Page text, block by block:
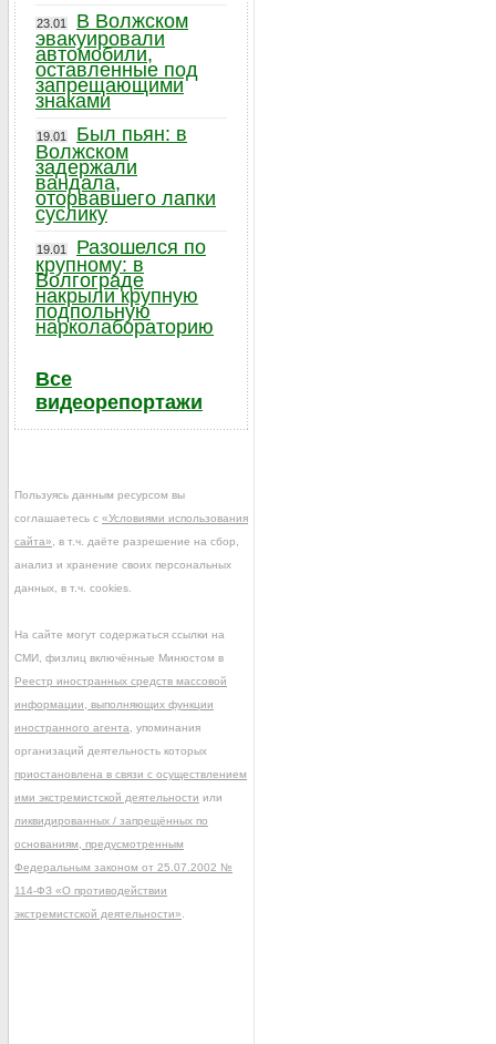
23.01
В Волжском
эвакуировали
автомобили,
оставленные под
запрещающими
знаками
19.01
Был пьян: в
Волжском
задержали
вандала,
оторвавшего лапки
суслику
19.01
Разошелся по
крупному: в
Волгограде
накрыли крупную
подпольную
нарколабораторию
Все
видеорепортажи
Пользуясь данным ресурсом вы
соглашаетесь с «Условиями использования
сайта» , в т.ч. даёте разрешение на сбор,
анализ и хранение своих персональных
данных, в т.ч. cookies.
На сайте могут содержаться ссылки на
СМИ, физлиц включённые Минюстом в
Реестр иностранных средств массовой
информации, выполняющих функции
иностранного агента , упоминания
организаций деятельность которых
приостановлена в связи с осуществлением
ими экстремистской деятельности или
ликвидированных / запрещённых по
основаниям, предусмотренным
Федеральным законом от 25.07.2002 №
114-ФЗ «О противодействии
экстремистской деятельности»